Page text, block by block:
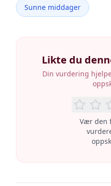
Sunne middager
Likte du
Din vurdering
Vær den